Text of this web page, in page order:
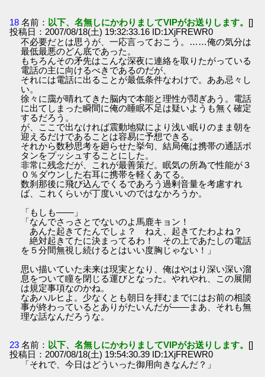
18 名前： 以下、名無しにかわりましてVIPがお送りします。 []
投稿日：2007/08/18(土) 19:32:33.16 ID:1XjFREWR0
不必要だとは思うが、一応言っておこう。……俺の気分は
最低最悪のどん底であった。
もちろんその矛先はこんな深夜に連絡を取りたがっている
電話の主に向けるべきであるのだが、
それには電話に出ることが最低条件なわけで。ああ忌々し
い。
徐々に靄が晴れてきた脳内で本能と理性が鬩ぎあう。電話
に出てしまった瞬間に俺の睡眠不足は疑いようも無く確定
するだろう。
が、ここで出なければ震動地獄により浅い眠りのまま朝を
迎えるだけであることは容易に予想できる。
それから数秒思考を廻らせた挙句、結局俺は携帯の通話ボ
タンをプッシュすることにした。
非常に残念だが、これが最善策だ。眠気の所為で性能が３
０％ダウンした右耳に携帯を軽くあてる。
数刹那後に飛び込んでくるであろう過剰音量を考慮すれ
ば、これくらいが丁度いいのではなかろうか。
「もしも――」
「なんでさっさとでないのよ馬鹿キョン！
あんた起きてたんでしょ？ ねえ、起きてたわよね？
絶対起きてたに決まってるわ！ その上であたしの電話
を５分間無視し続けるとはいい度胸じゃない！」
思い描いていた未来は現実となり、俺はやはり深い深い溜
息をついて瞳を閉じる運びとなった。やれやれ、この展開
は規定事項なのかね。
なあハルヒよ。少なくとも朝日を拝むまでにはお前の相談
事が終わっているとありがたいんだが――まあ、それも無
理な話なんだろうな。
23 名前： 以下、名無しにかわりましてVIPがお送りします。 []
投稿日：2007/08/18(土) 19:54:30.39 ID:1XjFREWR0
「それで、今日はどういった御用向きなんだ？」